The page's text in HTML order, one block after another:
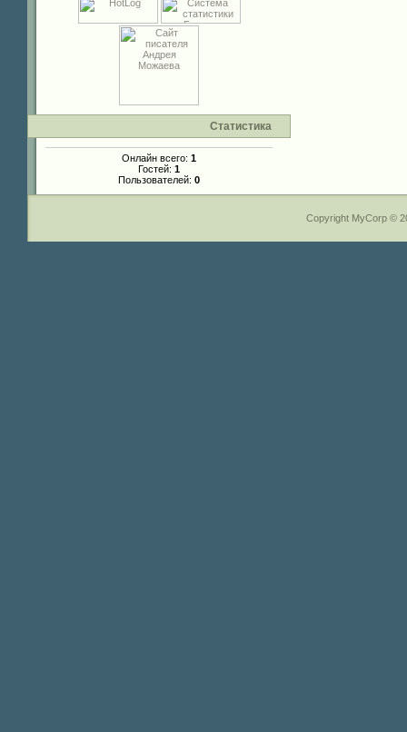
Статистика
Онлайн всего: 1
Гостей: 1
Пользователей: 0
Copyright MyCorp ©